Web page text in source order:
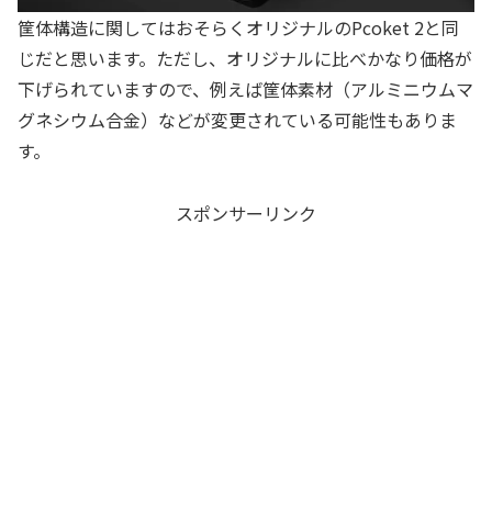
筐体構造に関してはおそらくオリジナルのPcoket 2と同
じだと思います。ただし、オリジナルに比べかなり価格が
下げられていますので、例えば筐体素材（アルミニウムマ
グネシウム合金）などが変更されている可能性もありま
す。
スポンサーリンク